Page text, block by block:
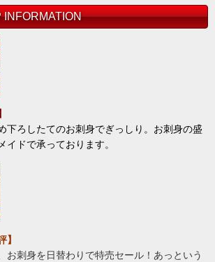
下ろしたてのお刺身でぎっしり。お刺身の盛
イドで承っております。
】
お刺身を日替わりで特売セール！あっという